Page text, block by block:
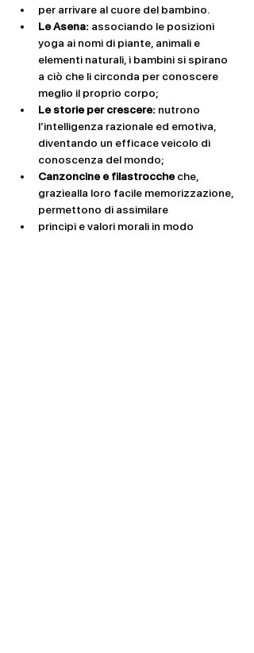
per arrivare al cuore del bambino.
Le Asena: associando le posizioni
yoga ai nomi di piante, animali e
elementi naturali, i bambini si spirano
a ciò che li circonda per conoscere
meglio il proprio corpo;
Le storie per crescere: nutrono
l’intelligenza razionale ed emotiva,
diventando un efficace veicolo di
conoscenza del mondo;
Canzoncine e filastrocche che,
graziealla loro facile memorizzazione,
permettono di assimilare
principi e valori morali in modo